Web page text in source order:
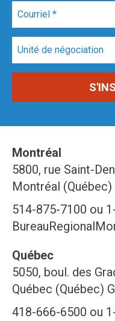
Montréal
5800, rue Saint-
Montréal
514-875-7100 ou
Québec
5050, boul. des
Québec (Québec)
418-666-6500 ou